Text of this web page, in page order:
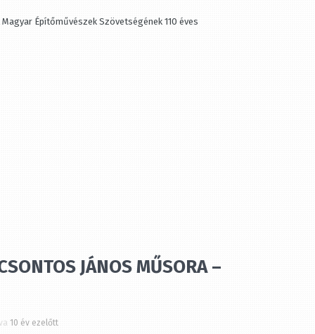
Építőművészek Szövetségének 110 éves
JÁNOS MŰSORA –
10 év ezelőtt